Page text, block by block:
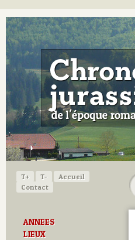
T+ T-
Accueil
Contact
ANNEES
LIEUX